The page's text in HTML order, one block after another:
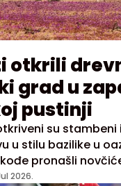
otkrili
grad u
pustinji
su stambeni
u stilu bazilike u
pronašli
2026.